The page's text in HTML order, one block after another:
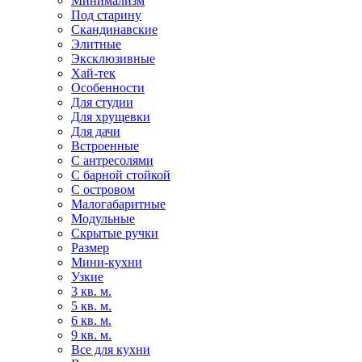
Под старину
Скандинавские
Элитные
Эксклюзивные
Хай-тек
Особенности
Для студии
Для хрущевки
Для дачи
Встроенные
С антресолями
С барной стойкой
С островом
Малогабаритные
Модульные
Скрытые ручки
Размер
Мини-кухни
Узкие
3 кв. м.
5 кв. м.
6 кв. м.
9 кв. м.
Все для кухни